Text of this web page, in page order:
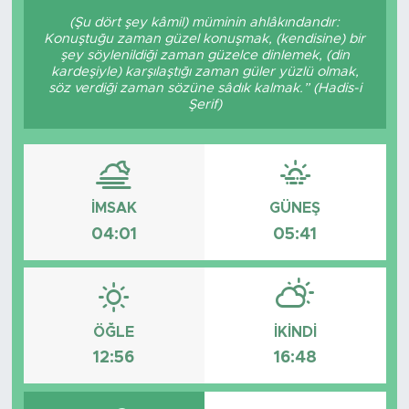
(Şu dört şey kâmil) müminin ahlâkındandır:
Konuştuğu zaman güzel konuşmak, (kendisine) bir
şey söylenildiği zaman güzelce dinlemek, (din
kardeşiyle) karşılaştığı zaman güler yüzlü olmak,
söz verdiği zaman sözüne sâdık kalmak.” (Hadis-i
Şerif)
İMSAK
04:01
GÜNEŞ
05:41
ÖĞLE
12:56
İKINDI
16:48